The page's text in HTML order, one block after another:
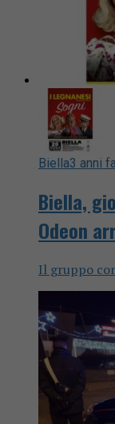
Biella3 anni
Biella,
Odeon
Il gruppo